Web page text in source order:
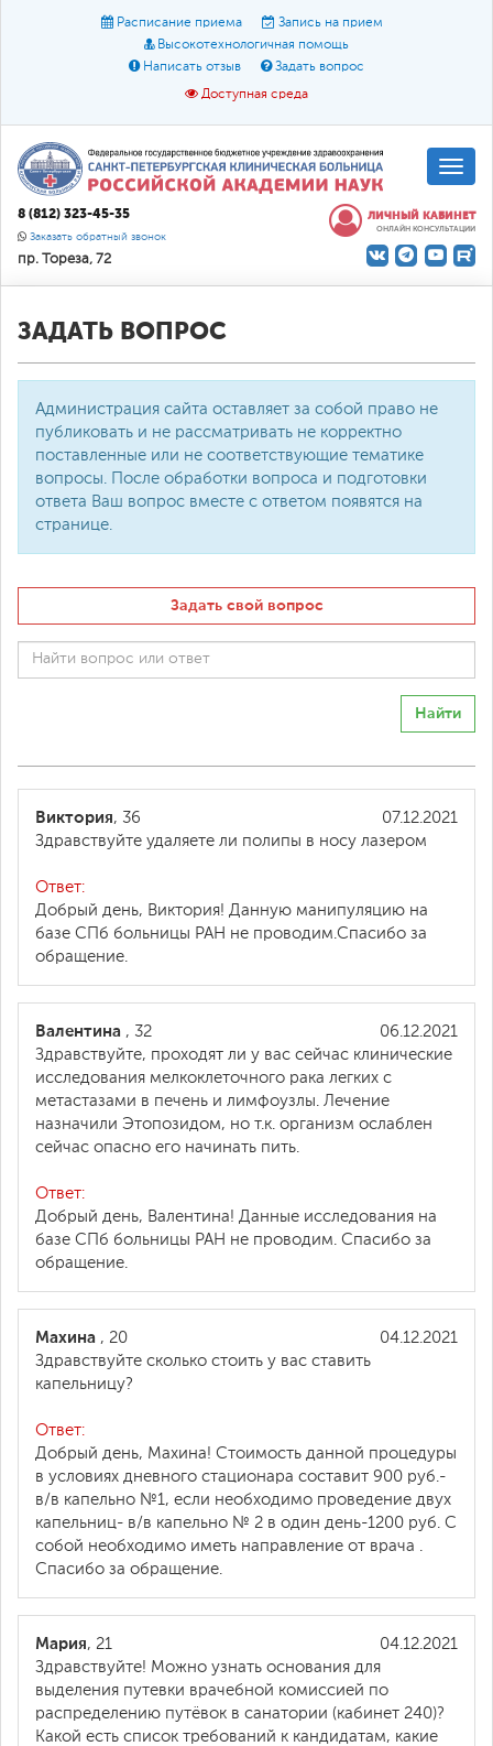
Расписание приема
Запись на прием
Высокотехнологичная помощь
Написать отзыв
Задать вопрос
Доступная среда
Размер шрифта: A A A
Цвет:
О доступной среде
8 (812) 323-45-35
Заказать обратный звонок
пр. Тореза, 72
ЛИЧНЫЙ КАБИНЕТ
ОНЛАЙН КОНСУЛЬТАЦИИ
ЗАДАТЬ ВОПРОС
Администрация сайта оставляет за собой право не
публиковать и не рассматривать не корректно
поставленные или не соответствующие тематике
вопросы. После обработки вопроса и подготовки
ответа Ваш вопрос вместе с ответом появятся на
странице.
Задать свой вопрос
Найти
07.12.2021
Виктория, 36
Здравствуйте удаляете ли полипы в носу лазером
Ответ:
Добрый день, Виктория! Данную манипуляцию на
базе СПб больницы РАН не проводим.Спасибо за
обращение.
06.12.2021
Валентина , 32
Здравствуйте, проходят ли у вас сейчас клинические
исследования мелкоклеточного рака легких с
метастазами в печень и лимфоузлы. Лечение
назначили Этопозидом, но т.к. организм ослаблен
сейчас опасно его начинать пить.
Ответ:
Добрый день, Валентина! Данные исследования на
базе СПб больницы РАН не проводим. Спасибо за
обращение.
04.12.2021
Махина , 20
Здравствуйте сколько стоить у вас ставить
капельницу?
Ответ:
Добрый день, Махина! Стоимость данной процедуры
в условиях дневного стационара составит 900 руб.-
в/в капельно №1, если необходимо проведение двух
капельниц- в/в капельно № 2 в один день-1200 руб. С
собой необходимо иметь направление от врача .
Спасибо за обращение.
04.12.2021
Мария, 21
Здравствуйте! Можно узнать основания для
выделения путевки врачебной комиссией по
распределению путёвок в санатории (кабинет 240)?
Какой есть список требований к кандидатам, какие